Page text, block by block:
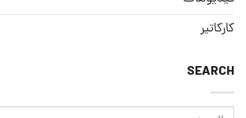
كاركاتير
SEARCH